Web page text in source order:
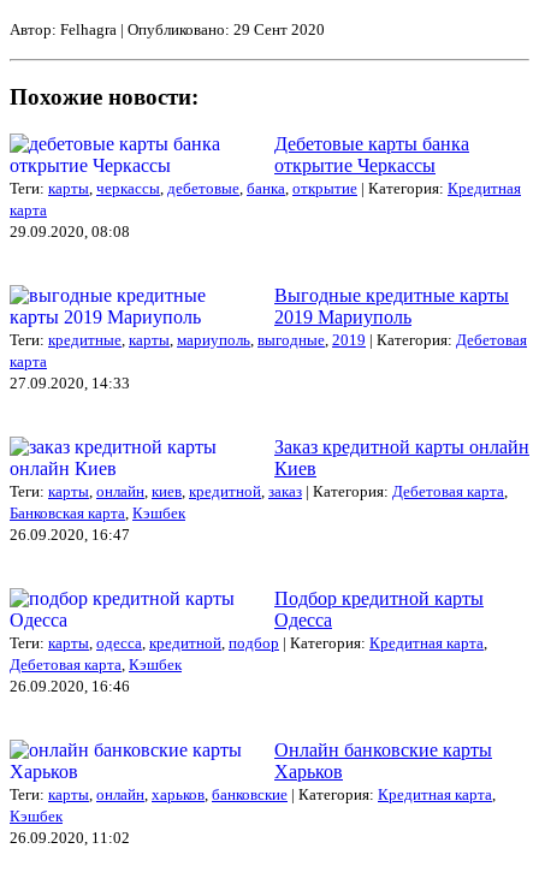
Автор: Felhagra | Опубликовано: 29 Сент 2020
Похожие новости:
Дебетовые карты банка
открытие Черкассы
Теги: карты черкассы дебетовые банка открытие | Категория: Кредитная
карта
29.09.2020, 08:08
Выгодные кредитные карты
2019 Мариуполь
Теги: кредитные карты мариуполь выгодные 2019 | Категория: Дебетовая
карта
27.09.2020, 14:33
Заказ кредитной карты онлайн
Киев
Теги: карты онлайн киев кредитной заказ | Категория: Дебетовая карта
Банковская карта Кэшбек
26.09.2020, 16:47
Подбор кредитной карты
Одесса
Теги: карты одесса кредитной подбор | Категория: Кредитная карта
Дебетовая карта Кэшбек
26.09.2020, 16:46
Онлайн банковские карты
Харьков
Теги: карты онлайн харьков банковские | Категория: Кредитная карта
Кэшбек
26.09.2020, 11:02